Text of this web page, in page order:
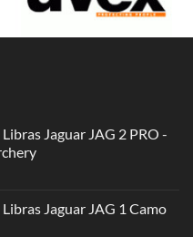
Jaguar JAG 2 PRO -
Jaguar JAG 1 Camo